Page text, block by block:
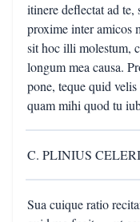
itinere deflectat ad
proxime inter amicos
sit hoc illi molestum,
longum mea causa.
pone, teque quid
quam mihi quod tu
C. PLINIUS
Sua cuique ratio